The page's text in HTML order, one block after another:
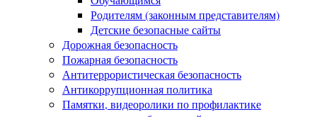
Родителям (законным представителям)
Детские безопасные сайты
Дорожная безопасность
Пожарная безопасность
Антитеррористическая безопасность
Антикоррупционная политика
Памятки, видеоролики по профилактике